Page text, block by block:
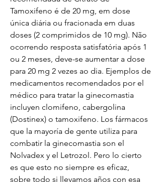
Tamoxifeno é de 20 mg, em dose
única diária ou fracionada em duas
doses (2 comprimidos de 10 mg). Não
ocorrendo resposta satisfatória após 1
ou 2 meses, deve-se aumentar a dose
para 20 mg 2 vezes ao dia. Ejemplos de
medicamentos recomendados por el
médico para tratar la ginecomastia
incluyen clomifeno, cabergolina
(Dostinex) o tamoxifeno. Los fármacos
que la mayoría de gente utiliza para
combatir la ginecomastia son el
Nolvadex y el Letrozol. Pero lo cierto
es que esto no siempre es eficaz,
sobre todo si llevamos años con esa